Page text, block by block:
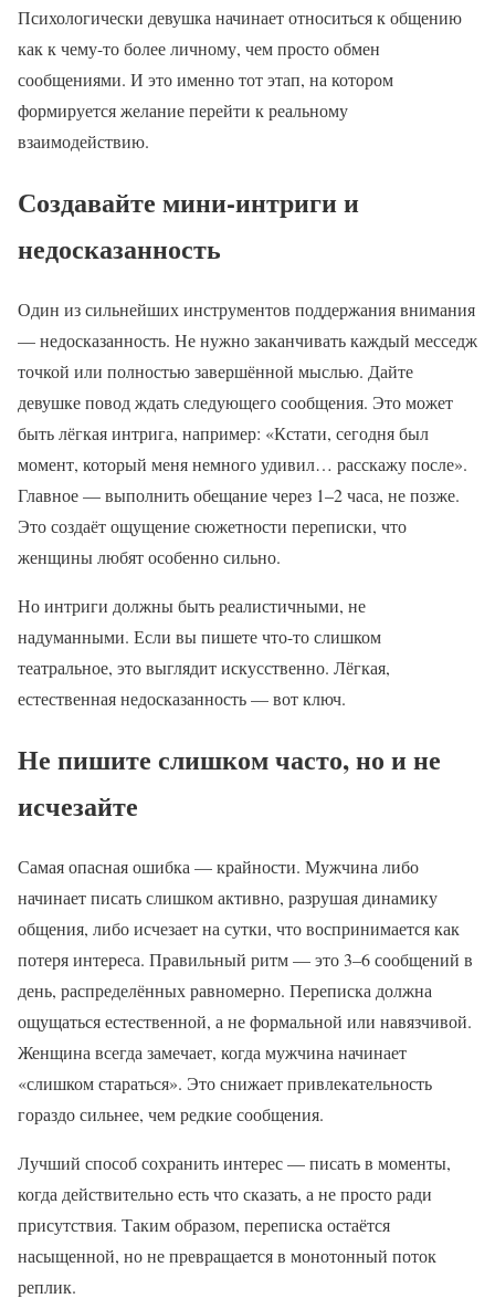
Психологически девушка начинает относиться к общению
как к чему-то более личному, чем просто обмен
сообщениями. И это именно тот этап, на котором
формируется желание перейти к реальному
взаимодействию.
Создавайте мини-интриги и
недосказанность
Один из сильнейших инструментов поддержания внимания
— недосказанность. Не нужно заканчивать каждый месседж
точкой или полностью завершённой мыслью. Дайте
девушке повод ждать следующего сообщения. Это может
быть лёгкая интрига, например: «Кстати, сегодня был
момент, который меня немного удивил… расскажу после».
Главное — выполнить обещание через 1–2 часа, не позже.
Это создаёт ощущение сюжетности переписки, что
женщины любят особенно сильно.
Но интриги должны быть реалистичными, не
надуманными. Если вы пишете что-то слишком
театральное, это выглядит искусственно. Лёгкая,
естественная недосказанность — вот ключ.
Не пишите слишком часто, но и не
исчезайте
Самая опасная ошибка — крайности. Мужчина либо
начинает писать слишком активно, разрушая динамику
общения, либо исчезает на сутки, что воспринимается как
потеря интереса. Правильный ритм — это 3–6 сообщений в
день, распределённых равномерно. Переписка должна
ощущаться естественной, а не формальной или навязчивой.
Женщина всегда замечает, когда мужчина начинает
«слишком стараться». Это снижает привлекательность
гораздо сильнее, чем редкие сообщения.
Лучший способ сохранить интерес — писать в моменты,
когда действительно есть что сказать, а не просто ради
присутствия. Таким образом, переписка остаётся
насыщенной, но не превращается в монотонный поток
реплик.